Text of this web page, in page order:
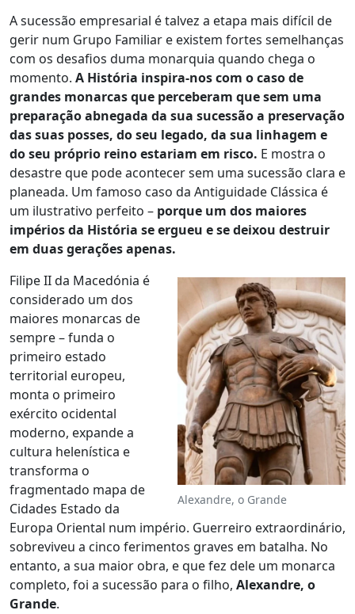
A sucessão empresarial é talvez a etapa mais difícil de
gerir num Grupo Familiar e existem fortes semelhanças
com os desafios duma monarquia quando chega o
momento. A História inspira-nos com o caso de
grandes monarcas que perceberam que sem uma
preparação abnegada da sua sucessão a preservação
das suas posses, do seu legado, da sua linhagem e
do seu próprio reino estariam em risco. E mostra o
desastre que pode acontecer sem uma sucessão clara e
planeada. Um famoso caso da Antiguidade Clássica é
um ilustrativo perfeito – porque um dos maiores
impérios da História se ergueu e se deixou destruir
em duas gerações apenas.
Alexandre, o Grande
Filipe II da Macedónia é
considerado um dos
maiores monarcas de
sempre – funda o
primeiro estado
territorial europeu,
monta o primeiro
exército ocidental
moderno, expande a
cultura helenística e
transforma o
fragmentado mapa de
Cidades Estado da
Europa Oriental num império. Guerreiro extraordinário,
sobreviveu a cinco ferimentos graves em batalha. No
entanto, a sua maior obra, e que fez dele um monarca
completo, foi a sucessão para o filho, Alexandre, o
Grande.